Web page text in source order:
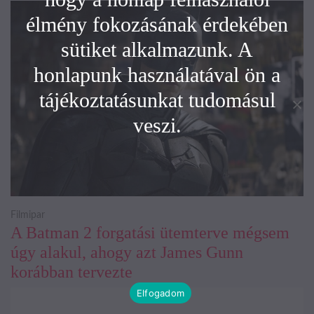
A Batman 2 forgatási ütemterve mégsem
úgy alakul, ahogy azt James Gunn
korábban tervezte
Filmipar
élmény fokozásának érdekében
sütiket alkalmazunk. A
honlapunk használatával ön a
tájékoztatásunkat tudomásul
veszi.
Elfogadom